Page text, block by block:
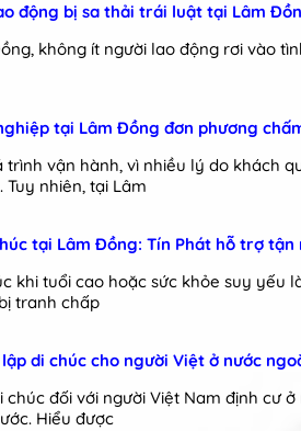
động bị sa thải trái luật tại Lâm
không ít người lao động rơi vào
tại Lâm Đồng đơn phương
trình vận hành, vì nhiều lý do khách
Tuy nhiên, tại Lâm
tại Lâm Đồng: Tín Phát hỗ trợ
khi tuổi cao hoặc sức khỏe suy yếu
tranh chấp
di chúc cho người Việt ở nước
chúc đối với người Việt Nam định cư
Hiểu được